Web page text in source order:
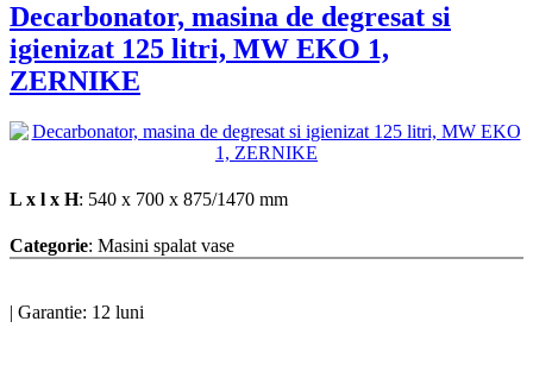
Decarbonator, masina de degresat si
igienizat 125 litri, MW EKO 1,
ZERNIKE
L x l x H: 540 x 700 x 875/1470 mm
Categorie: Masini spalat vase
| Garantie: 12 luni